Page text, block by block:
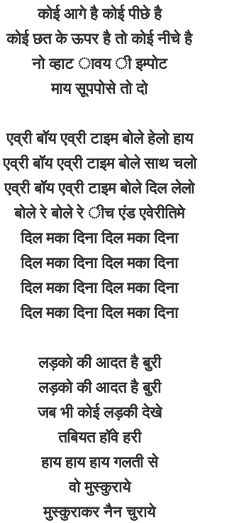
कोई आगे है कोई पीछे है
कोई छत के ऊपर है तो कोई नीचे है
नो व्हाट ावय ी इम्पोट
माय सूपपोसे तो दो
एव्री बॉय एव्री टाइम बोले हेलो हाय
एव्री बॉय एव्री टाइम बोले साथ चलो
एव्री बॉय एव्री टाइम बोले दिल लेलो
बोले रे बोले रे ीच एंड एवेरीतिमे
दिल मका दिना दिल मका दिना
दिल मका दिना दिल मका दिना
दिल मका दिना दिल मका दिना
दिल मका दिना दिल मका दिना
लड़को की आदत है बुरी
लड़को की आदत है बुरी
जब भी कोई लड़की देखे
तबियत हॉवे हरी
हाय हाय हाय गलती से
वो मुस्कुराये
मुस्कुराकर नैन चुराये